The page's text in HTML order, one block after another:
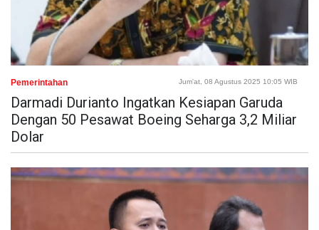
Pemerintahan Jum'at, 08 Agustus 2025 10:05 WIB
Darmadi Durianto Ingatkan Kesiapan Garuda
Dengan 50 Pesawat Boeing Seharga 3,2 Miliar
Dolar